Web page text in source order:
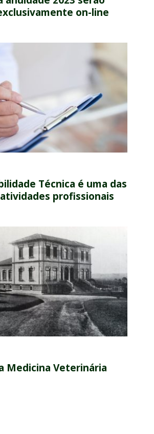
on-line
Técnica é uma das
profissionais
Medicina Veterinária